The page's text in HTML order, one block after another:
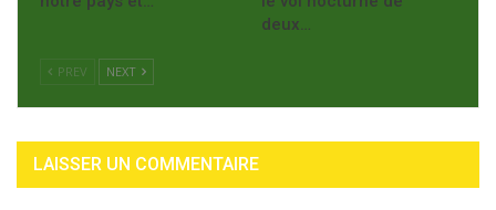
deux…
PREV NEXT
LAISSER UN COMMENTAIRE